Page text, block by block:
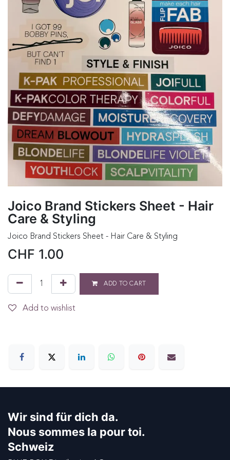
Joico Brand Stickers Sheet - Hair
Care & Styling
Joico Brand Stickers Sheet - Hair Care & Styling
CHF 1.00
ADD TO CART
Add to wishlist
Wir sind für dich da.
Nous sommes la pour toi.
Schweiz